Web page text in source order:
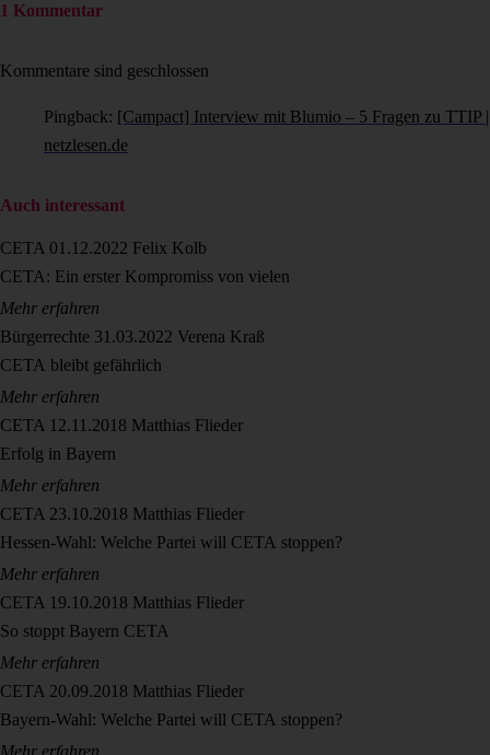
1 Kommentar
Kommentare sind geschlossen
Pingback: [Campact] Interview mit Blumio – 5 Fragen zu TTIP |
netzlesen.de
Auch interessant
CETA 01.12.2022 Felix Kolb
CETA: Ein erster Kompromiss von vielen
Mehr erfahren
Bürgerrechte 31.03.2022 Verena Kraß
CETA bleibt gefährlich
Mehr erfahren
CETA 12.11.2018 Matthias Flieder
Erfolg in Bayern
Mehr erfahren
CETA 23.10.2018 Matthias Flieder
Hessen-Wahl: Welche Partei will CETA stoppen?
Mehr erfahren
CETA 19.10.2018 Matthias Flieder
So stoppt Bayern CETA
Mehr erfahren
CETA 20.09.2018 Matthias Flieder
Bayern-Wahl: Welche Partei will CETA stoppen?